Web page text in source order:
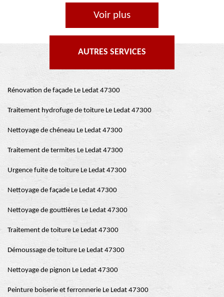
Voir plus
AUTRES SERVICES
Rénovation de façade Le Ledat 47300
Traitement hydrofuge de toiture Le Ledat 47300
Nettoyage de chéneau Le Ledat 47300
Traitement de termites Le Ledat 47300
Urgence fuite de toiture Le Ledat 47300
Nettoyage de façade Le Ledat 47300
Nettoyage de gouttières Le Ledat 47300
Traitement de toiture Le Ledat 47300
Démoussage de toiture Le Ledat 47300
Nettoyage de pignon Le Ledat 47300
Peinture boiserie et ferronnerie Le Ledat 47300